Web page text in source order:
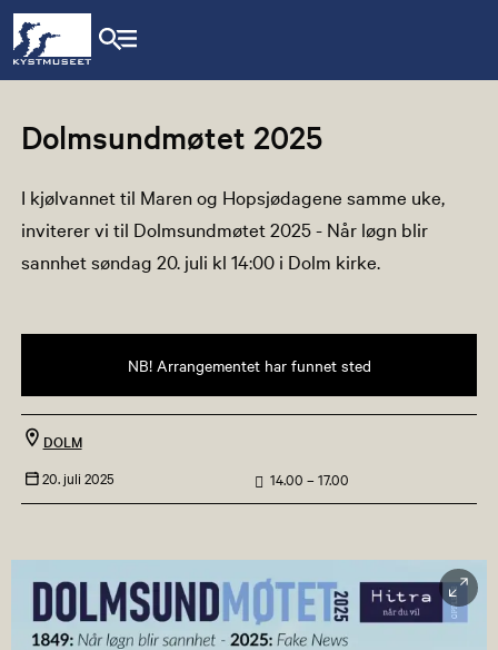
Dolmsundmøtet 2025
I kjølvannet til Maren og Hopsjødagene samme uke,
inviterer vi til Dolmsundmøtet 2025 - Når løgn blir
sannhet søndag 20. juli kl 14:00 i Dolm kirke.
NB! Arrangementet har funnet sted
DOLM
20. juli 2025
14.00 – 17.00